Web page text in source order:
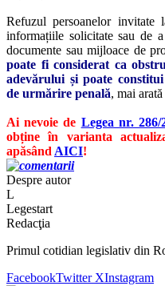
Refuzul persoanelor
informațiile solicitate sau de
documente sau mijloace de
poate fi considerat ca
adevărului și poate
de urmărire penală, mai
Ai nevoie de Legea nr. 286/
obține în varianta
apăsând AICI!
Despre autor
L
Legestart
Redacţia
Primul cotidian legislativ din
FacebookTwitter XInstagram